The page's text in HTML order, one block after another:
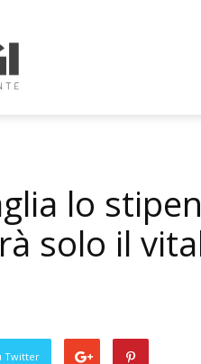
lo
solo il
Twitter